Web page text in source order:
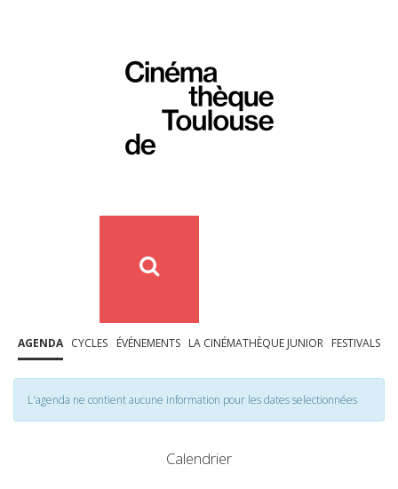
AGENDA CYCLES ÉVÉNEMENTS LA CINÉMATHÈQUE JUNIOR FESTIVALS
L'agenda ne contient aucune information pour les dates selectionnées
Calendrier